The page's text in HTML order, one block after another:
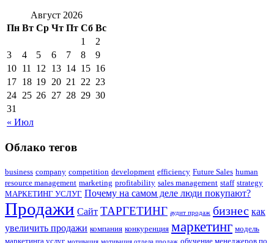
Август 2026
Пн Вт Ср Чт Пт Сб Вс
« Июл
1
2
3
4 5 6 7 8
9
10 11 12 13 14 15 16
17 18 19 20 21 22 23
24 25 26 27 28 29 30
31
Облако тегов
business company competition development efficiency Future Sales human
resource management marketing profitability sales management staff strategy
МАРКЕТИНГ УСЛУГ Почему на самом деле люди покупают?
Продажи Сайт ТАРГЕТИНГ аудит продаж бизнес как
увеличить продажи компания конкуренция маркетинг модель
маркетинга услуг мотивация мотивация отдела продаж обучение менеджеров по